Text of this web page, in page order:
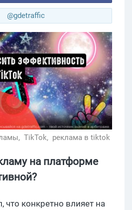
@gdetraffic
TikTok, реклама в tiktok
на платформе
что конкретно влияет на